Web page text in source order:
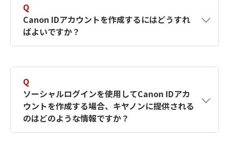
Q
Canon IDアカウントを作成するにはどうすれ
ばよいですか？
す。詳しい作成方法は【カメラ】Canon IDとは
何ですか？Canon IDの作成方法は？をご確認く
ださい。
Q
ソーシャルログインを使用してCanon IDアカ
ウントを作成する場合、キヤノンに提供される
のはどのような情報ですか？